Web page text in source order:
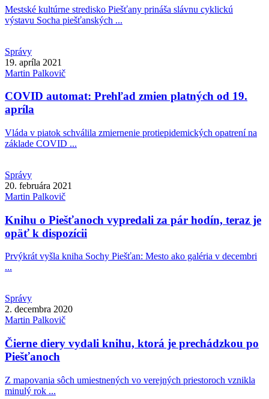
Mestské kultúrne stredisko Piešťany prináša slávnu cyklickú
výstavu Socha piešťanských ...
Správy
19. apríla 2021
Martin Palkovič
COVID automat: Prehľad zmien platných od 19.
apríla
Vláda v piatok schválila zmiernenie protiepidemických opatrení na
základe COVID ...
Správy
20. februára 2021
Martin Palkovič
Knihu o Piešťanoch vypredali za pár hodín, teraz je
opäť k dispozícii
Prvýkrát vyšla kniha Sochy Piešťan: Mesto ako galéria v decembri
...
Správy
2. decembra 2020
Martin Palkovič
Čierne diery vydali knihu, ktorá je prechádzkou po
Piešťanoch
Z mapovania sôch umiestnených vo verejných priestoroch vznikla
minulý rok ...